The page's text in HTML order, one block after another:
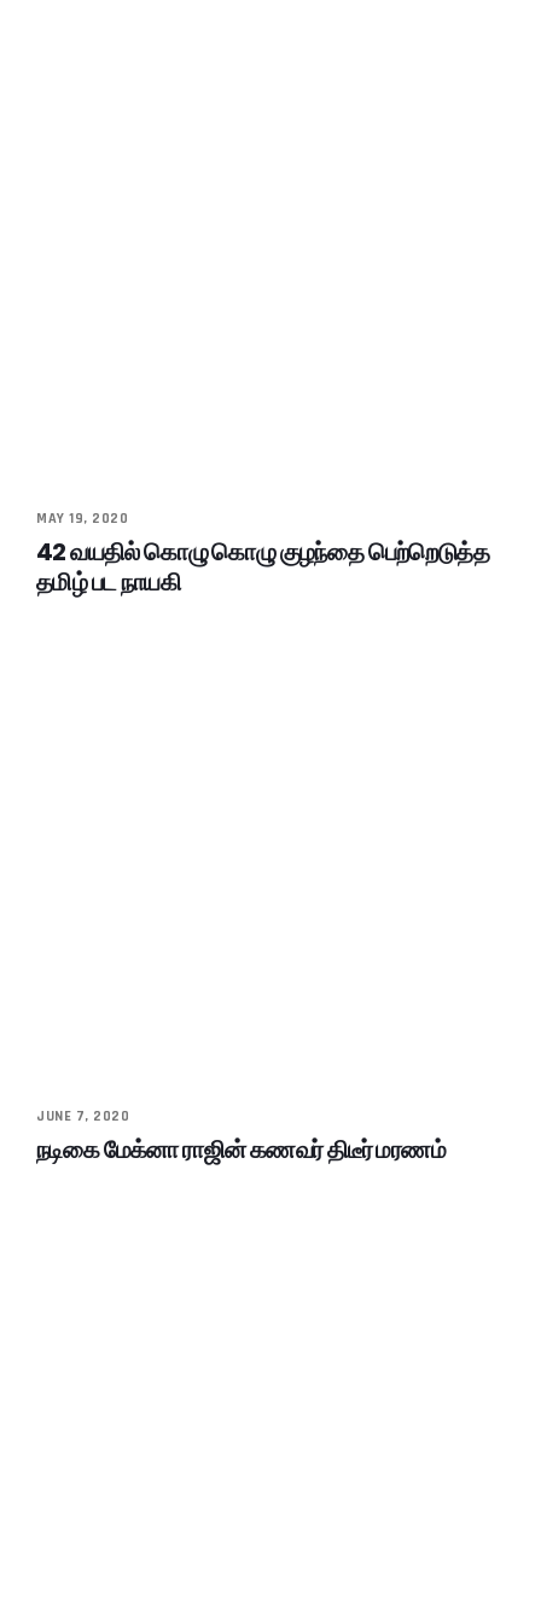
MAY 19, 2020
42 வயதில் கொழு கொழு குழந்தை பெற்றெடுத்த
தமிழ் பட நாயகி
JUNE 7, 2020
நடிகை மேக்னா ராஜின் கணவர் திடீர் மரணம்